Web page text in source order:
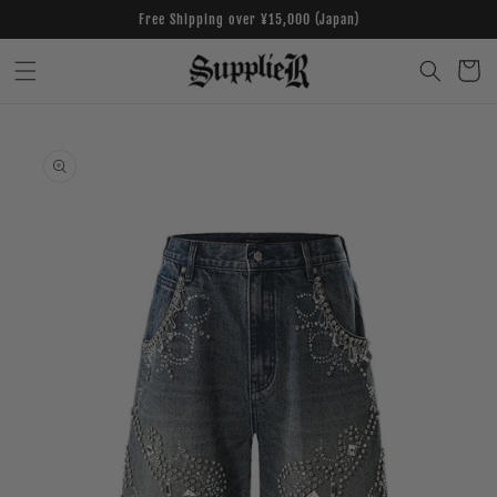
content
Free Shipping over ¥15,000 (Japan)
Cart
product
information